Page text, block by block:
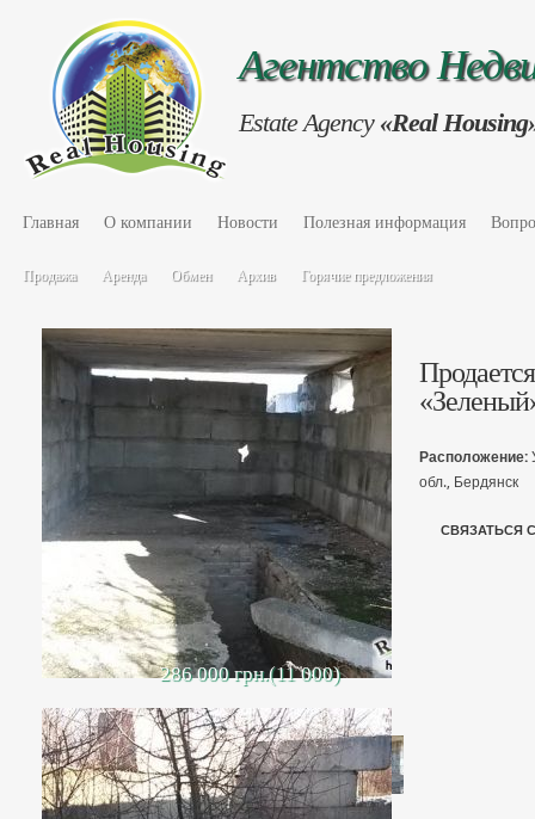
Агентство
Estate Agency «Real
Главная О компании Новости Полезная информация
Продажа Аренда Обмен Архив Горячие предложения
286 000 грн.(11 000)
Расположение:
обл., Бердянск
СВЯЗАТЬСЯ